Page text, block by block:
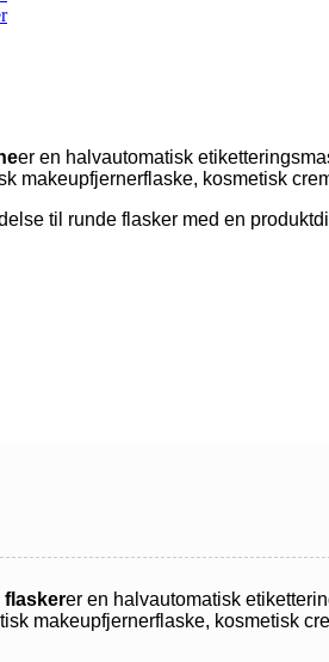
er en halvautomatisk
makeupfjernerflaske, kosmetisk
til runde flasker med en
er en halvautomatisk
makeupfjernerflaske, kosmetisk